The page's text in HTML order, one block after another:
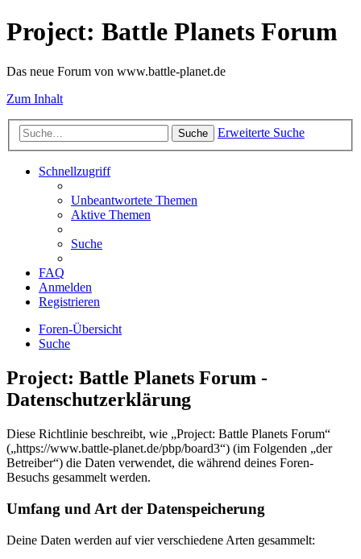
Project: Battle Planets Forum
Das neue Forum von www.battle-planet.de
Zum Inhalt
Suche Erweiterte Suche
Schnellzugriff
Unbeantwortete Themen
Aktive Themen
Suche
FAQ
Anmelden
Registrieren
Foren-Übersicht
Suche
Project: Battle Planets Forum -
Datenschutzerklärung
Diese Richtlinie beschreibt, wie „Project: Battle Planets Forum“
(„https://www.battle-planet.de/pbp/board3“) (im Folgenden „der
Betreiber“) die Daten verwendet, die während deines Foren-
Besuchs gesammelt werden.
Umfang und Art der Datenspeicherung
Deine Daten werden auf vier verschiedene Arten gesammelt: